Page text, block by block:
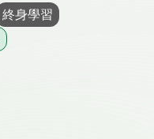
終身學習